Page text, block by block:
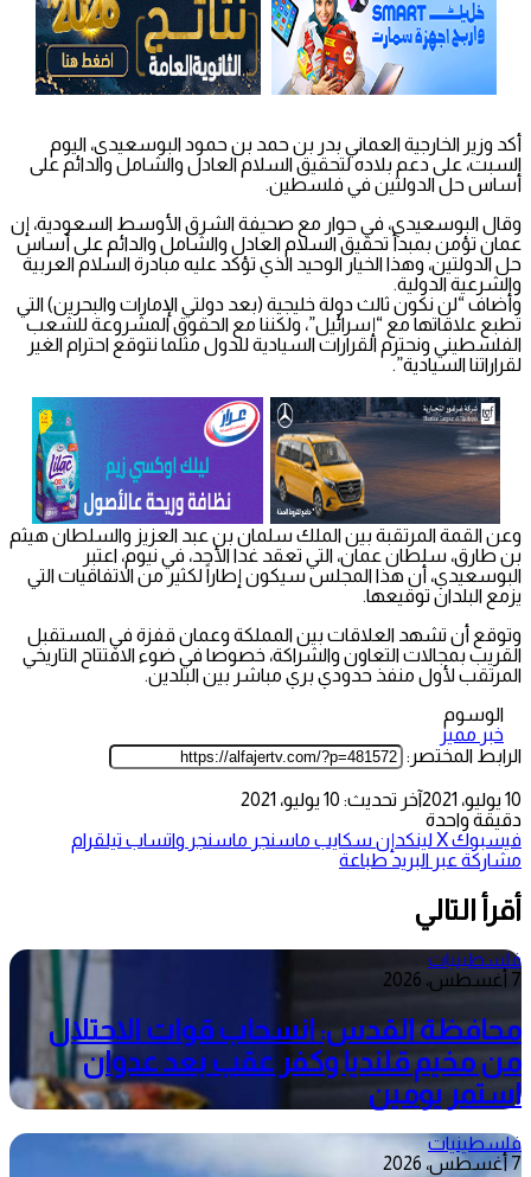
أكد وزير الخارجية العماني بدر بن حمد بن حمود البوسعيدي، اليوم
السبت، على دعم بلاده لتحقيق السلام العادل والشامل والدائم على
أساس حل الدولتين في فلسطين.
وقال البوسعيدي، في حوار مع صحيفة الشرق الأوسط السعودية، إن
عمان تؤمن بمبدأ تحقيق السلام العادل والشامل والدائم على أساس
حل الدولتين، وهذا الخيار الوحيد الذي تؤكد عليه مبادرة السلام العربية
والشرعية الدولية.
وأضاف “لن نكون ثالث دولة خليجية (بعد دولتي الإمارات والبحرين) التي
تطبع علاقاتها مع “إسرائيل”، ولكننا مع الحقوق المشروعة للشعب
الفلسطيني ونحترم القرارات السيادية للدول مثلما نتوقع احترام الغير
لقراراتنا السيادية”.
وعن القمة المرتقبة بين الملك سلمان بن عبد العزيز والسلطان هيثم
بن طارق، سلطان عمان، التي تعقد غدا الأحد، في نيوم، اعتبر
البوسعيدي، أن هذا المجلس سيكون إطاراً لكثير من الاتفاقيات التي
يزمع البلدان توقيعها.
وتوقع أن تشهد العلاقات بين المملكة وعمان قفزة في المستقبل
القريب بمجالات التعاون والشراكة، خصوصا في ضوء الافتتاح التاريخي
المرتقب لأول منفذ حدودي بري مباشر بين البلدين.
الوسوم
خبر مميز
الرابط المختصر:
10 يوليو، 2021
آخر تحديث: 10 يوليو، 2021
دقيقة واحدة
فيسبوك‫Xلينكدإن سكايب ماسنجر ماسنجر واتساب تيلقرام
مشاركة عبر البريد طباعة
أقرأ التالي
فلسطينيات
7 أغسطس، 2026
محافظة القدس: انسحاب قوات الاحتلال
من مخيم قلنديا وكفر عقب بعد عدوان
استمر يومين
فلسطينيات
7 أغسطس، 2026